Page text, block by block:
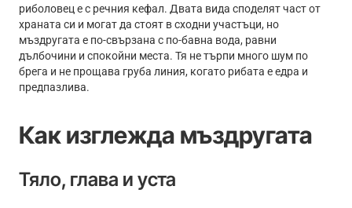
риболовец е с речния кефал. Двата вида споделят част от
храната си и могат да стоят в сходни участъци, но
мъздругата е по-свързана с по-бавна вода, равни
дълбочини и спокойни места. Тя не търпи много шум по
брега и не прощава груба линия, когато рибата е едра и
предпазлива.
Как изглежда мъздругата
Тяло, глава и уста